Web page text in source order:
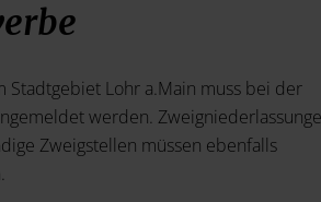
Stadtgebiet Lohr a.Main muss bei der
werden.
Zweigstellen müssen ebenfalls